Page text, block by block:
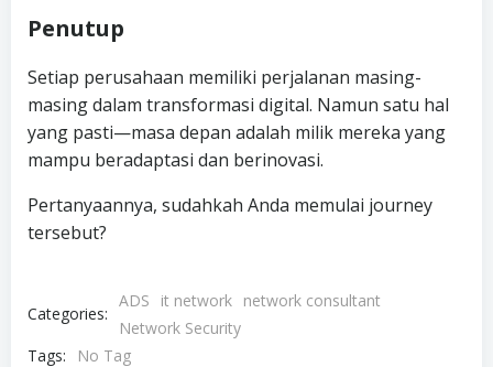
Penutup
Setiap perusahaan memiliki perjalanan masing-
masing dalam transformasi digital. Namun satu hal
yang pasti—masa depan adalah milik mereka yang
mampu beradaptasi dan berinovasi.
Pertanyaannya, sudahkah Anda memulai journey
tersebut?
Categories:
ADS it network network consultant
Network Security
Tags:
No Tag